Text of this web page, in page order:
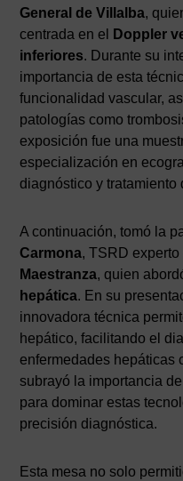
General de Villalba,
centrada en el
Doppler
inferiores. Durante su
importancia de esta
funcionalidad vascular,
patologías como
exposición fue una
especialización en
diagnóstico y tratamiento
A continuación, tomó la
Carmona, TSRD
Maestranza, quien
hepática. En su
innovadora técnica
hepático, facilitando el
enfermedades hepáticas
subrayó la importancia
para dominar estas
precisión diagnóstica.
Esta mesa no solo